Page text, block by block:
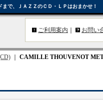
で、ＪＡＺＺのＣＤ・ＬＰはおまかせ！
ご利用案内 お問い
CAMILLE THOUVENOT